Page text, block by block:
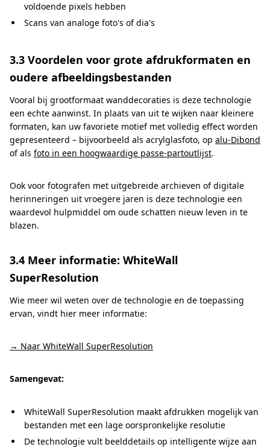
voldoende pixels hebben
Scans van analoge foto's of dia's
3.3 Voordelen voor grote afdrukformaten en
oudere afbeeldingsbestanden
Vooral bij grootformaat wanddecoraties is deze technologie
een echte aanwinst. In plaats van uit te wijken naar kleinere
formaten, kan uw favoriete motief met volledig effect worden
gepresenteerd – bijvoorbeeld als acrylglasfoto, op alu-Dibond
of als foto in een hoogwaardige passe-partoutlijst.
Ook voor fotografen met uitgebreide archieven of digitale
herinneringen uit vroegere jaren is deze technologie een
waardevol hulpmiddel om oude schatten nieuw leven in te
blazen.
3.4 Meer informatie: WhiteWall
SuperResolution
Wie meer wil weten over de technologie en de toepassing
ervan, vindt hier meer informatie:
→ Naar WhiteWall SuperResolution
Samengevat:
WhiteWall SuperResolution maakt afdrukken mogelijk van
bestanden met een lage oorspronkelijke resolutie
De technologie vult beelddetails op intelligente wijze aan